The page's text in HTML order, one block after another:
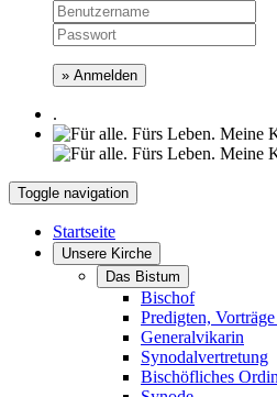
» Anmelden
.
Toggle navigation
Startseite
Unsere Kirche
Das Bistum
Bischof
Predigten,
Generalvikarin
Synodalvertretung
Bischöfliches